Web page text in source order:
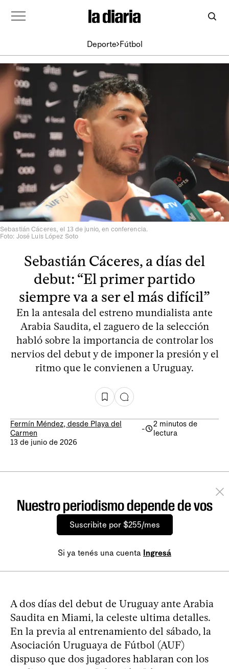
Deporte Fútbol
Sebastián Cáceres, el 13 de junio, en conferencia.
Foto: José Luis López Soto
Sebastián Cáceres, a días del
debut: “El primer partido
siempre va a ser el más difícil”
En la antesala del estreno mundialista ante
Arabia Saudita, el zaguero de la selección
habló sobre la importancia de controlar los
nervios del debut y de imponer la presión y el
ritmo que le convienen a Uruguay.
Fermín Méndez, desde Playa del
Carmen
-
2 minutos de
lectura
13 de junio de 2026
Nuestro periodismo depende de vos
Suscribite por $255/mes
Si ya tenés una cuenta Ingresá
A dos días del debut de Uruguay ante Arabia
Saudita en Miami, la celeste ultima detalles.
En la previa al entrenamiento del sábado, la
Asociación Uruguaya de Fútbol (AUF)
dispuso que dos jugadores hablaran con los